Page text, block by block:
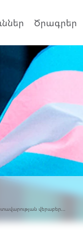
Ծրագրեր
վերաբեր...